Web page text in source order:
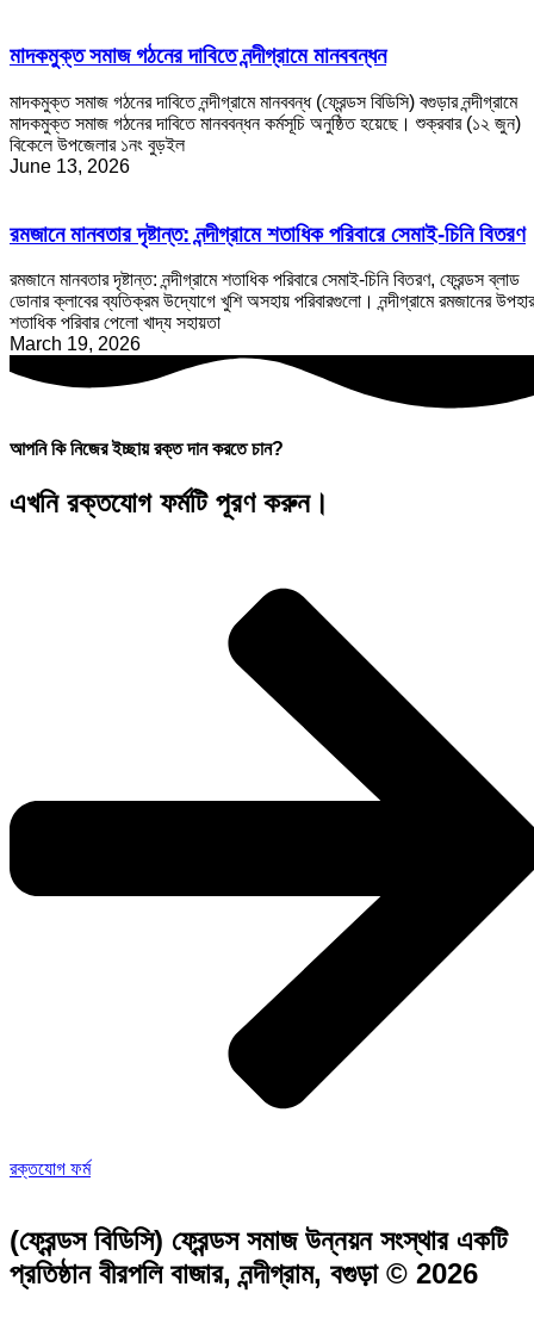
মাদকমুক্ত সমাজ গঠনের দাবিতে নন্দীগ্রামে মানববন্ধন
মাদকমুক্ত সমাজ গঠনের দাবিতে নন্দীগ্রামে মানববন্ধ (ফ্রেন্ডস বিডিসি) বগুড়ার নন্দীগ্রামে
মাদকমুক্ত সমাজ গঠনের দাবিতে মানববন্ধন কর্মসূচি অনুষ্ঠিত হয়েছে। শুক্রবার (১২ জুন)
বিকেলে উপজেলার ১নং বুড়ইল
June 13, 2026
রমজানে মানবতার দৃষ্টান্ত: নন্দীগ্রামে শতাধিক পরিবারে সেমাই-চিনি বিতরণ
রমজানে মানবতার দৃষ্টান্ত: নন্দীগ্রামে শতাধিক পরিবারে সেমাই-চিনি বিতরণ, ফ্রেন্ডস ব্লাড
ডোনার ক্লাবের ব্যতিক্রম উদ্যোগে খুশি অসহায় পরিবারগুলো। নন্দীগ্রামে রমজানের
শতাধিক পরিবার পেলো খাদ্য সহায়তা
March 19, 2026
আপনি কি নিজের ইচ্ছায় রক্ত দান করতে চান?
এখনি রক্তযোগ ফর্মটি পূরণ করুন।
রক্তযোগ ফর্ম
(ফ্রেন্ডস বিডিসি) ফ্রেন্ডস সমাজ উন্নয়ন সংস্থার একটি
প্রতিষ্ঠান বীরপলি বাজার, নন্দীগ্রাম, বগুড়া © 2026